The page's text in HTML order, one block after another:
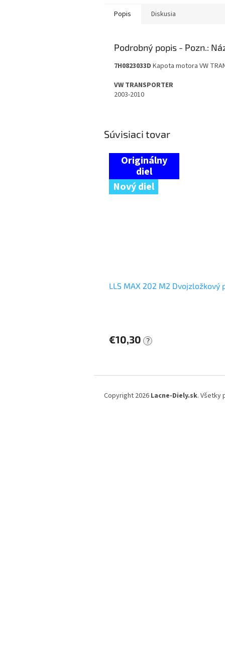
Popis Diskusia
Podrobný popis
7H0823033D Kapota motora VW
VW TRANSPORTER
2003-2010
Súvisiaci tovar
Nový diel
LLS MAX 202 M2
€10,30 ?
Copyright 2026 Lacne-Diely.sk. Všetky